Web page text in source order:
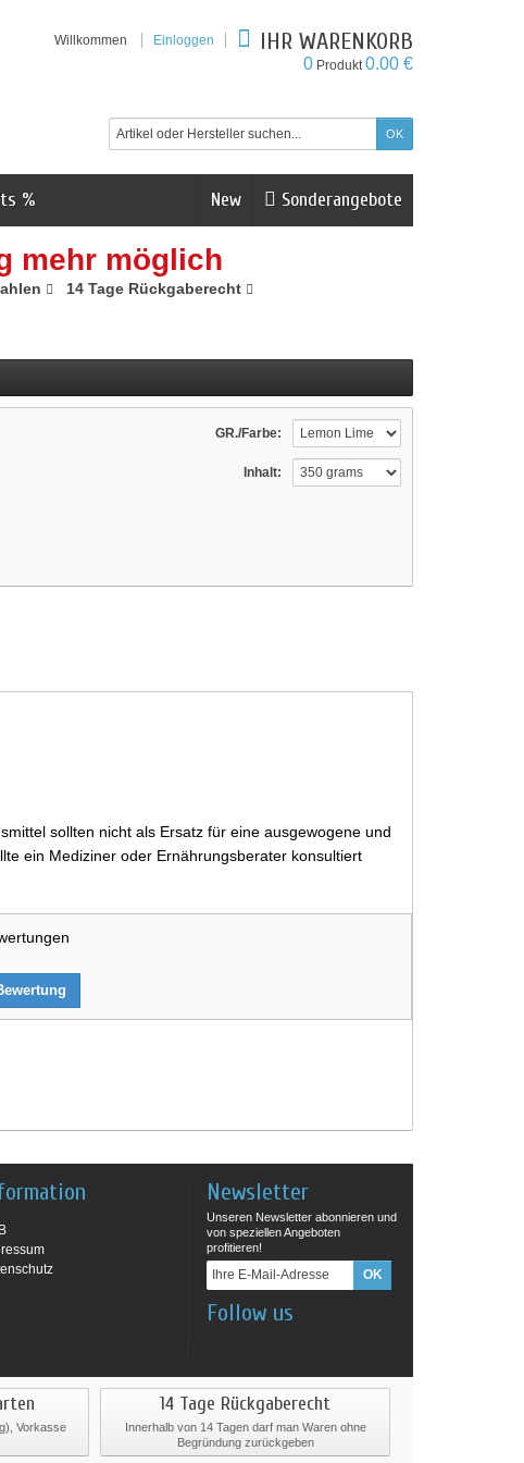
Willkommen Einloggen IHR WARENKORB
0 Produkt0.00 €
Sonderangebote
New
%
mehr möglich
14 Tage Rückgaberecht
GR./Farbe:
Inhalt:
sollten nicht als Ersatz für eine ausgewogene und
ein Mediziner oder Ernährungsberater konsultiert
Newsletter
Unseren Newsletter abonnieren und
von speziellen Angeboten
profitieren!
Follow us
Vorkasse
14 Tage Rückgaberecht
Innerhalb von 14 Tagen darf man Waren ohne
Begründung zurückgeben